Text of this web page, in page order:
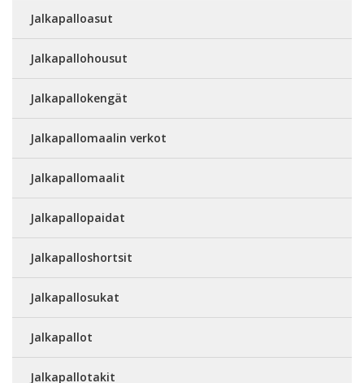
Jalkapalloasut
Jalkapallohousut
Jalkapallokengät
Jalkapallomaalin verkot
Jalkapallomaalit
Jalkapallopaidat
Jalkapalloshortsit
Jalkapallosukat
Jalkapallot
Jalkapallotakit